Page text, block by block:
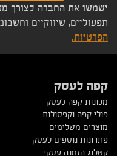
ישמשו את החברה לצורך
תפעוליים, שיווקיים
הפרטיות.
קפה לעסק
מכונות קפה לעסק
פולי קפה וקפסולות
מוצרים משלימים
פתרונות נוספים לעסק
קטלוג הזמנה עסקי